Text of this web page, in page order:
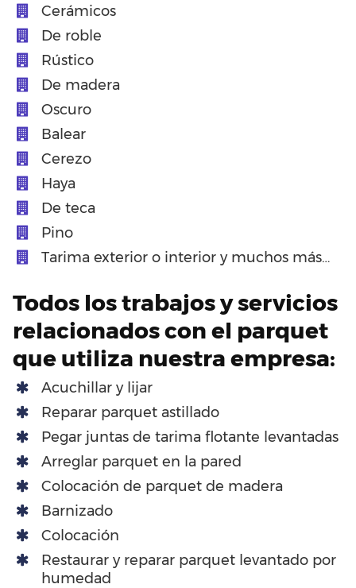
Cerámicos
De roble
Rústico
De madera
Oscuro
Balear
Cerezo
Haya
De teca
Pino
Tarima exterior o interior y muchos más…
Todos los trabajos y servicios
relacionados con el parquet
que utiliza nuestra empresa:
Acuchillar y lijar
Reparar parquet astillado
Pegar juntas de tarima flotante levantadas
Arreglar parquet en la pared
Colocación de parquet de madera
Barnizado
Colocación
Restaurar y reparar parquet levantado por
humedad